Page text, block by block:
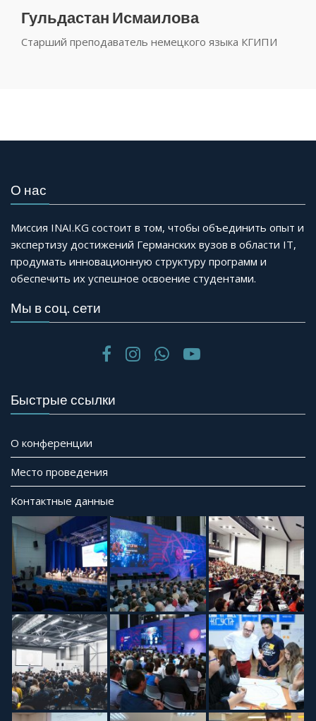
Гульдастан Исмаилова
Старший преподаватель немецкого языка КГИПИ
О нас
Миссия INAI.KG состоит в том, чтобы объединить опыт и
экспертизу достижений Германских вузов в области IT,
продумать инновационную структуру программ и
обеспечить их успешное освоение студентами.
Мы в соц. сети
Быстрые ссылки
О конференции
Место проведения
Контактные данные